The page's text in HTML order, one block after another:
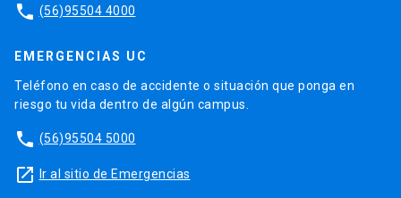
phone (56)95504 4000
EMERGENCIAS UC
Teléfono en caso de accidente o situación que ponga en
riesgo tu vida dentro de algún campus.
phone (56)95504 5000
launch Ir al sitio de Emergencias